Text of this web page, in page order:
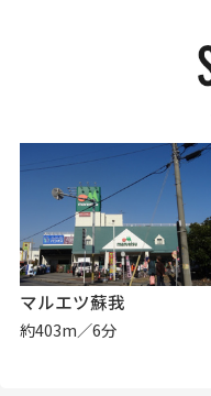
マルエツ蘇我
約403m／6分